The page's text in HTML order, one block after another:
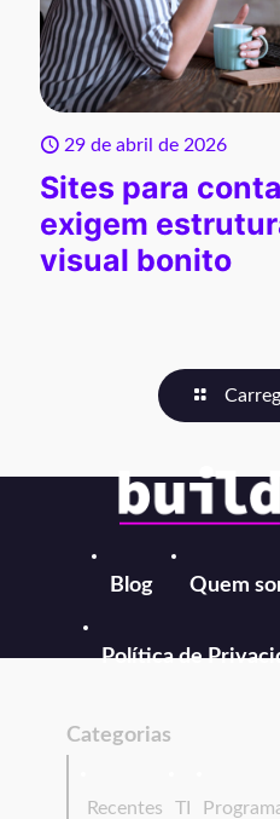
29 de abril de 2026
Sites para
exigem
visual bonito
Blog Quem
Política de
Categorias
Recentes TI